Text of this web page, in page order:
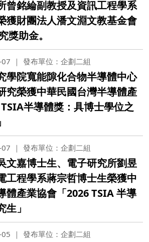
曾銘綸副教授及資訊工程學系
獲財團法人潘文淵文教基金會
獎助金。
發布單位：企劃二組
學院寬能隙化合物半導體中心
究榮獲中華民國台灣半導體產
半導體獎：具博士學位之
發布單位：企劃二組
文嘉博士生、電子研究所劉昱
工程學系蔣宗哲博士生榮獲中
體產業協會「2026 TSIA 半導
」
發布單位：企劃二組